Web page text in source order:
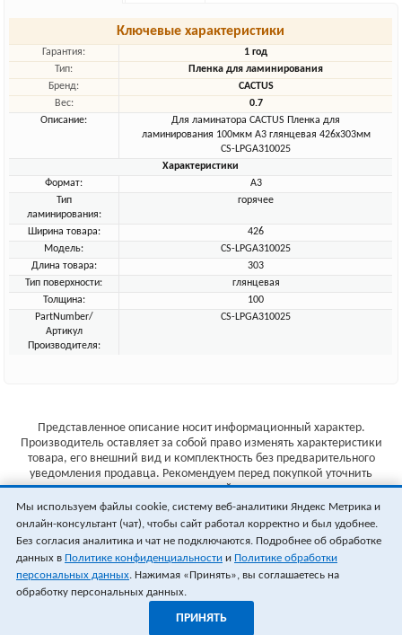
Ключевые характеристики
Гарантия:
1 год
Тип:
Пленка для ламинирования
Бренд:
CACTUS
Вес:
0.7
Описание:
Для ламинатора CACTUS Пленка для
ламинирования 100мкм A3 глянцевая 426x303мм
CS-LPGA310025
Характеристики
Формат:
A3
Тип
ламинирования:
горячее
Ширина товара:
426
Модель:
CS-LPGA310025
Длина товара:
303
Тип поверхности:
глянцевая
Толщина:
100
PartNumber/
Артикул
Производителя:
CS-LPGA310025
Представленное описание носит информационный характер.
Производитель оставляет за собой право изменять характеристики
товара, его внешний вид и комплектность без предварительного
уведомления продавца. Рекомендуем перед покупкой уточнить
характеристики товара на сайте производителя.
Указанные цены не являются публичной офертой (ст.435 ГК РФ).
Стоимость и наличие товара уточняйте у менеджера.
Мы используем файлы cookie, систему веб-аналитики Яндекс Метрика и
онлайн-консультант (чат), чтобы сайт работал корректно и был удобнее.
Без согласия аналитика и чат не подключаются. Подробнее об обработке
данных в Политике конфиденциальности и Политике обработки
персональных данных. Нажимая «Принять», вы соглашаетесь на
обработку персональных данных.
ПРИНЯТЬ